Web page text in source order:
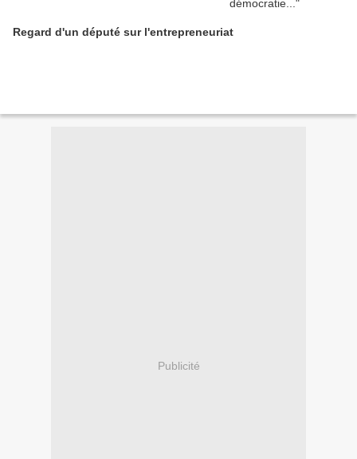
Regard d'un député sur l'entrepreneuriat
Publicité